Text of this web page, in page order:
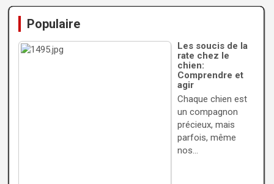
Populaire
Les soucis de la
rate chez le
chien:
Comprendre et
agir
Chaque chien est
un compagnon
précieux, mais
parfois, même
nos…